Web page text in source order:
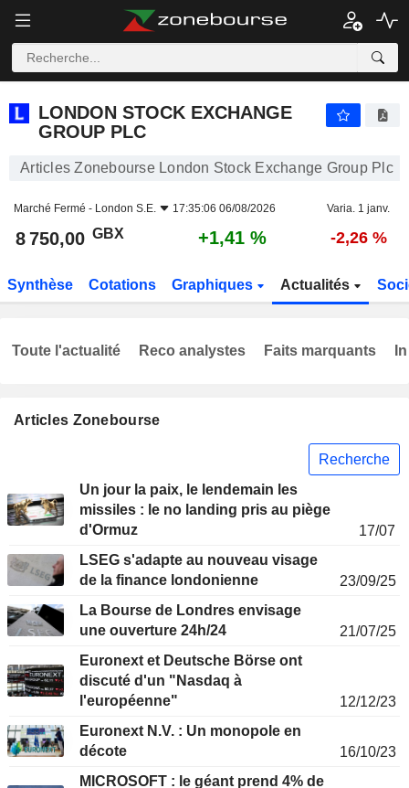
LONDON STOCK EXCHANGE
GROUP PLC
Articles Zonebourse London Stock Exchange Group Plc
Marché Fermé - London S.E. 17:35:06 06/08/2026 Varia. 1 janv.
8 750,00 GBX +1,41 % -2,26 %
Synthèse Cotations Graphiques Actualités
Articles Zonebourse
Recherche
Un jour la paix, le lendemain les
missiles : le no landing pris au piège
d'Ormuz
17/07
LSEG s'adapte au nouveau visage
de la finance londonienne
23/09/25
La Bourse de Londres envisage
une ouverture 24h/24
21/07/25
Euronext et Deutsche Börse ont
discuté d'un "Nasdaq à
l'européenne"
12/12/23
Euronext N.V. : Un monopole en
décote
16/10/23
MICROSOFT : le géant prend 4% de
Toute l'actualité Reco analystes Faits marquants